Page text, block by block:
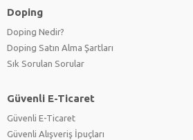
Doping
Doping Nedir?
Doping Satın Alma Şartları
Sık Sorulan Sorular
Güvenli E-Ticaret
Güvenli E-Ticaret
Güvenli Alışveriş İpuçları